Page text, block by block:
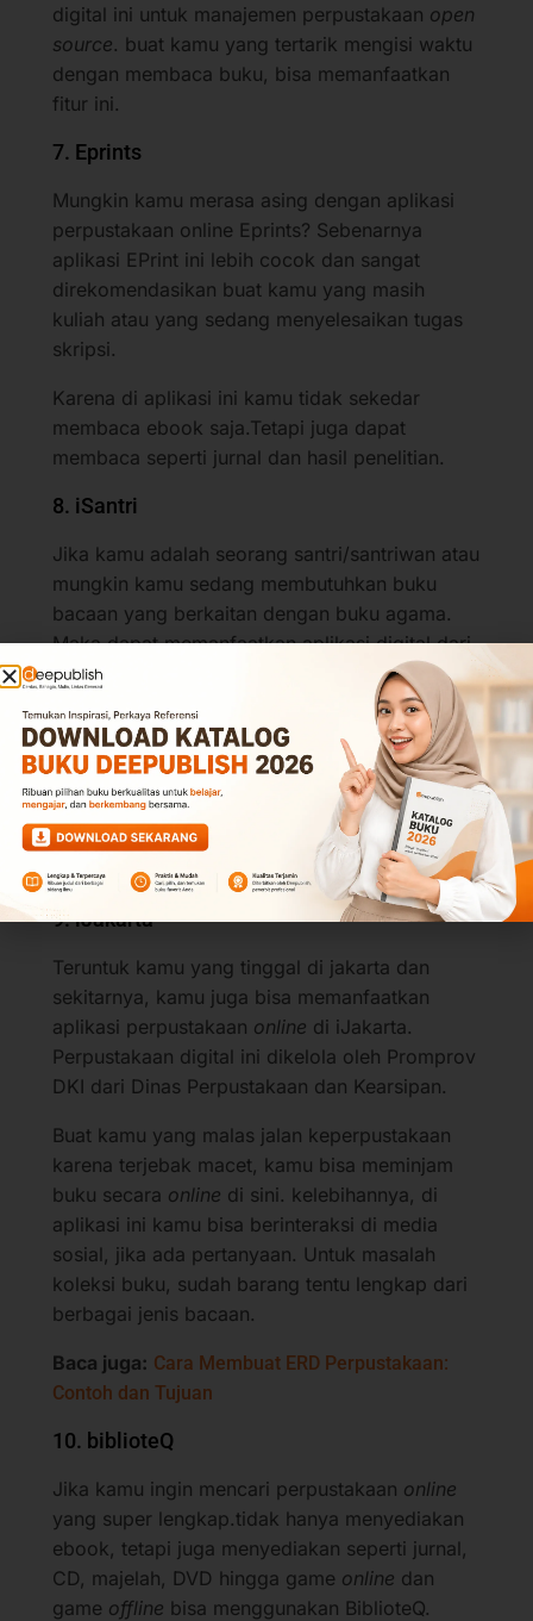
digital ini untuk manajemen perpustakaan open
source. buat kamu yang tertarik mengisi waktu
dengan membaca buku, bisa memanfaatkan
fitur ini.
7. Eprints
Mungkin kamu merasa asing dengan aplikasi
perpustakaan online Eprints? Sebenarnya
aplikasi EPrint ini lebih cocok dan sangat
direkomendasikan buat kamu yang masih
kuliah atau yang sedang menyelesaikan tugas
skripsi.
Karena di aplikasi ini kamu tidak sekedar
membaca ebook saja.Tetapi juga dapat
membaca seperti jurnal dan hasil penelitian.
8. iSantri
Jika kamu adalah seorang santri/santriwan atau
mungkin kamu sedang membutuhkan buku
bacaan yang berkaitan dengan buku agama.
Maka dapat memanfaatkan aplikasi digital dari
iSantri.
Di aplikasi ini kamu tidak sekedar mendapatkan
koleksi buku agama saja loh, termasuk juga
bisa mengakses majalah, buku motivasi juga.
Aplikasi perpustakaan
gratis ini masih
dikelola oleh Direktorat Jenderal Pendidikan
Islam Kementerian Agama RI.
9. iJakarta
Teruntuk kamu yang tinggal di jakarta dan
sekitarnya, kamu juga bisa memanfaatkan
aplikasi perpustakaan online di iJakarta.
Perpustakaan digital ini dikelola oleh Promprov
DKI dari Dinas Perpustakaan dan Kearsipan.
Buat kamu yang malas jalan keperpustakaan
karena terjebak macet, kamu bisa meminjam
buku secara online di sini. kelebihannya, di
aplikasi ini kamu bisa berinteraksi di media
sosial, jika ada pertanyaan. Untuk masalah
koleksi buku, sudah barang tentu lengkap dari
berbagai jenis bacaan.
Baca juga: Cara Membuat ERD Perpustakaan:
Contoh dan Tujuan
10. biblioteQ
Jika kamu ingin mencari perpustakaan online
yang super lengkap.tidak hanya menyediakan
ebook, tetapi juga menyediakan seperti jurnal,
CD, majelah, DVD hingga game online dan
game offline bisa menggunakan BiblioteQ.